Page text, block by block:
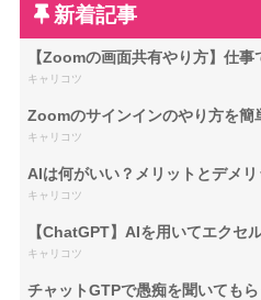
新着記事
【Zoomの画面共有やり方】仕
キャリコツ
Zoomのサインインのやり方を簡
キャリコツ
AIは何がいい？メリットとデメ
キャリコツ
【ChatGPT】AIを用いてエクセ
キャリコツ
チャットGTPで愚痴を聞いても